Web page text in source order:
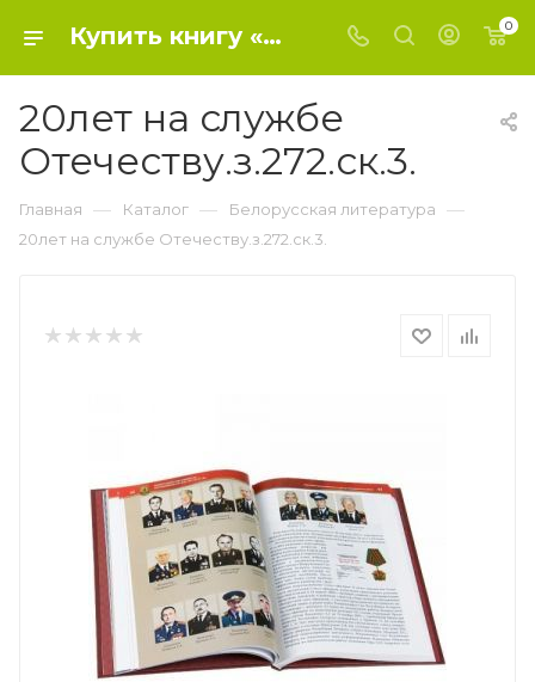
Купить книгу «20лет на службе Отечеству.з.272.ск.3.» 2012, - Белорусская литература 0
20лет на службе
Отечеству.з.272.ск.3.
Главная — Каталог — Белорусская литература —
20лет на службе Отечеству.з.272.ск.3.